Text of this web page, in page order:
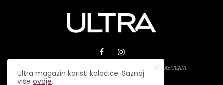
© 2026 ULTRA MAGAZIN. SVA PRAVA ZADRŽANA.PLAY TEAM
Ultra magazin koristi kolačiće. Saznaj
višeovdje.